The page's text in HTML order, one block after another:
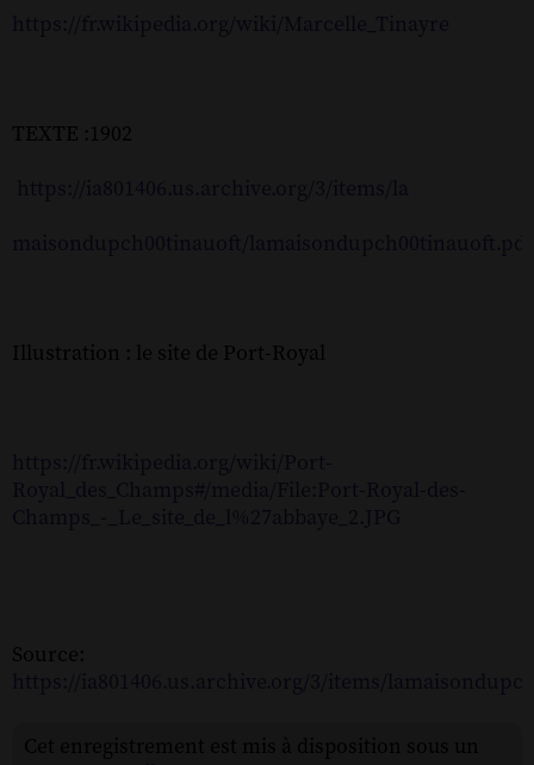
TEXTE :1902
Illustration : le site de Port-Royal
Source: